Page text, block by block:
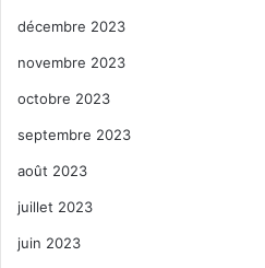
décembre 2023
novembre 2023
octobre 2023
septembre 2023
août 2023
juillet 2023
juin 2023